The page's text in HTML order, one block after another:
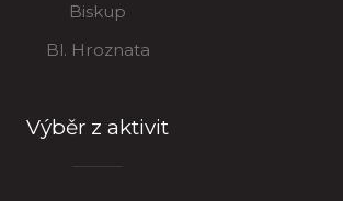
Biskup
Bl. Hroznata
Výběr z aktivit